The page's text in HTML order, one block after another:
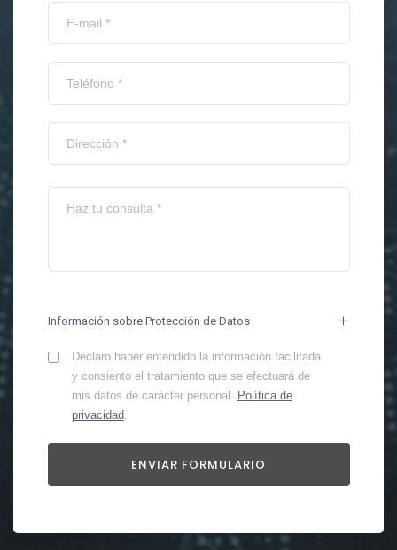
Información sobre Protección de Datos
Declaro haber entendido la información facilitada
y consiento el tratamiento que se efectuará de
mis datos de carácter personal. Política de
privacidad.